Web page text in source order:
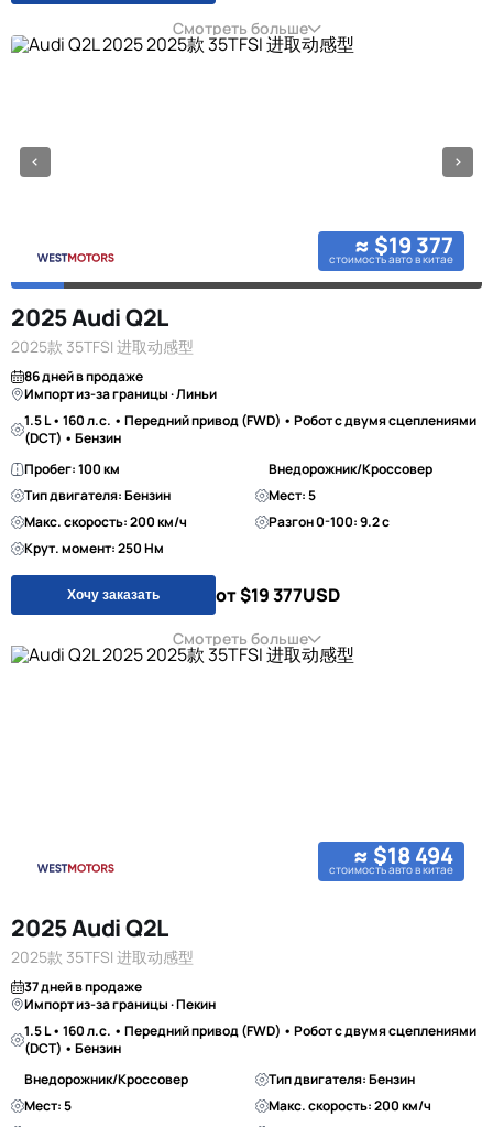
Смотреть больше
≈ $19 377
стоимость авто в китае
2025 Audi Q2L
2025款 35TFSI 进取动感型
86 дней в продаже
Импорт из-за границы · Линьи
1.5 L • 160 л.с. • Передний привод (FWD) • Робот с двумя сцеплениями
(DCT) • Бензин
Пробег: 100 км
Внедорожник/Кроссовер
Тип двигателя: Бензин
Мест: 5
Макс. скорость: 200 км/ч
Разгон 0-100: 9.2 с
Крут. момент: 250 Нм
Хочу заказать от $19 377USD
Смотреть больше
≈ $18 494
стоимость авто в китае
2025 Audi Q2L
2025款 35TFSI 进取动感型
37 дней в продаже
Импорт из-за границы · Пекин
1.5 L • 160 л.с. • Передний привод (FWD) • Робот с двумя сцеплениями
(DCT) • Бензин
Внедорожник/Кроссовер
Тип двигателя: Бензин
Мест: 5
Макс. скорость: 200 км/ч